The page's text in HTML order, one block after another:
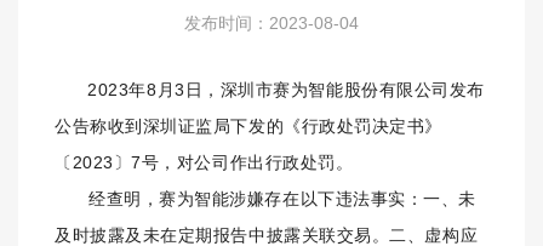
发布时间：2023-08-04
2023年8月3日，深圳市赛为智能股份有限公司发布
公告称收到 深圳证监局下发的 《行政处罚决定书》
〔2023〕7号 ，对公司作出行政处罚 。
经查明，赛为智能涉嫌存在以下违法事实：一、未
及时披露及未在定期报告中披露关联交易 。二、虚构应